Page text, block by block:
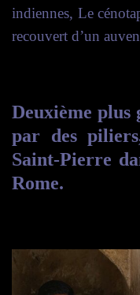
indiennes, Le
recouvert d’un
Deuxième plus
par des
Saint-Pierre
Rome.